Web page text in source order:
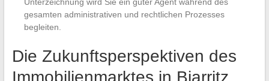
gesamten administrativen und rechtlichen Prozesses
begleiten.
Die Zukunftsperspektiven des
Immobilienmarktes in Biarritz